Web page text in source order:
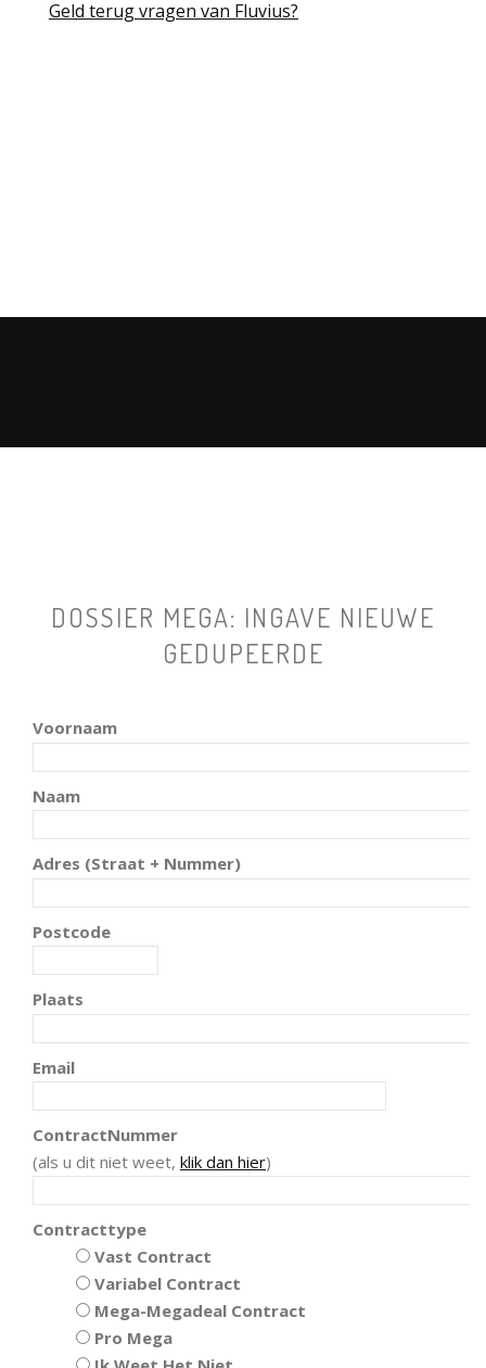
Geld terug vragen van Fluvius?
DOSSIER MEGA: INGAVE NIEUWE
GEDUPEERDE
Voornaam
Naam
Adres (Straat + Nummer)
Postcode
Plaats
Email
ContractNummer
(als u dit niet weet, klik dan hier)
Contracttype
Vast Contract
Variabel Contract
Mega-Megadeal Contract
Pro Mega